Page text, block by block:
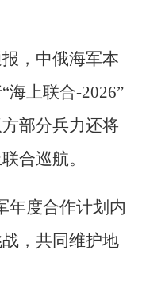
，中俄海军本
海上联合-2026”
部分兵力还将
合巡航。
年度合作计划内
，共同维护地